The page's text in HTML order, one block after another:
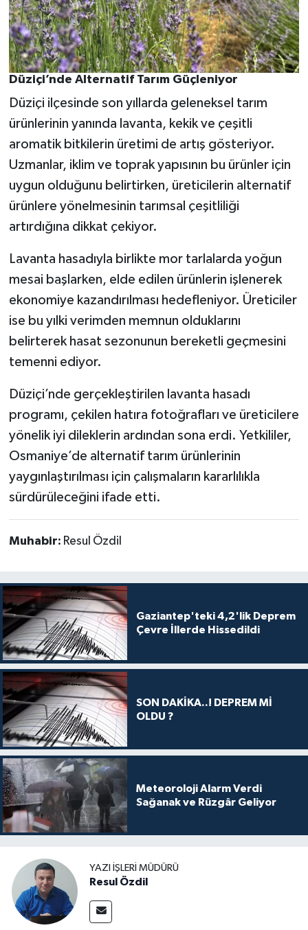
Düziçi’nde Alternatif Tarım Güçleniyor
Düziçi ilçesinde son yıllarda geleneksel tarım
ürünlerinin yanında lavanta, kekik ve çeşitli
aromatik bitkilerin üretimi de artış gösteriyor.
Uzmanlar, iklim ve toprak yapısının bu ürünler için
uygun olduğunu belirtirken, üreticilerin alternatif
ürünlere yönelmesinin tarımsal çeşitliliği
artırdığına dikkat çekiyor.
Lavanta hasadıyla birlikte mor tarlalarda yoğun
mesai başlarken, elde edilen ürünlerin işlenerek
ekonomiye kazandırılması hedefleniyor. Üreticiler
ise bu yılki verimden memnun olduklarını
belirterek hasat sezonunun bereketli geçmesini
temenni ediyor.
Düziçi’nde gerçekleştirilen lavanta hasadı
programı, çekilen hatıra fotoğrafları ve üreticilere
yönelik iyi dileklerin ardından sona erdi. Yetkililer,
Osmaniye’de alternatif tarım ürünlerinin
yaygınlaştırılması için çalışmaların kararlılıkla
sürdürüleceğini ifade etti.
Muhabir: Resul Özdil
Gaziantep'teki 4,2'lik Deprem
Çevre İllerde Hissedildi
SON DAKİKA..! DEPREM Mİ
OLDU ?
Meteoroloji Alarm Verdi
Sağanak ve Rüzgâr Geliyor
YAZI İŞLERI MÜDÜRÜ
Resul Özdil